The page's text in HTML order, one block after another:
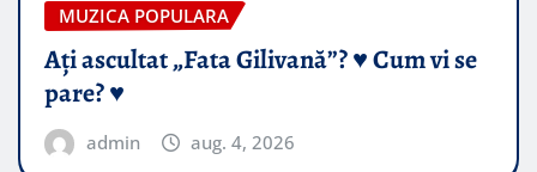
MUZICA POPULARA
Ați ascultat „Fata Gilivană”? ♥️ Cum vi se
pare? ♥️
admin aug. 4, 2026